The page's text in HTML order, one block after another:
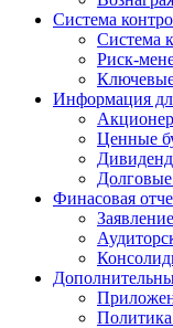
Система
Система
Риск-
Информация
Ценные
Финасовая